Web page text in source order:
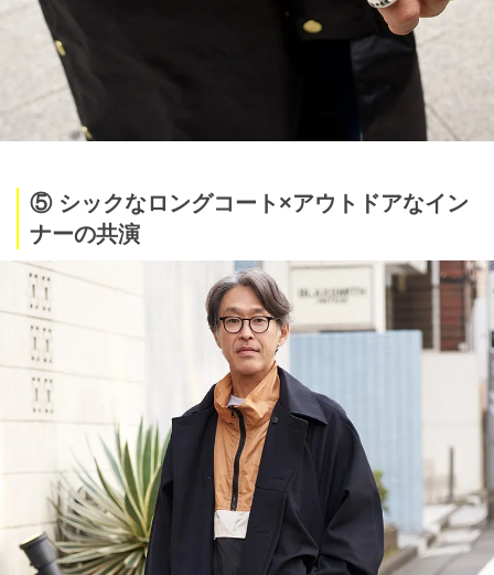
⑤ シックなロングコート×アウトドアなイン
ナーの共演